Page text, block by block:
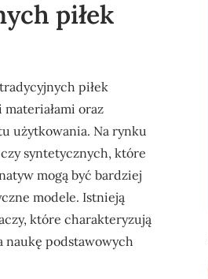
piłek
piłek
oraz
użytkowania. Na rynku
syntetycznych, które
mogą być bardziej
modele. Istnieją
które charakteryzują
naukę podstawowych